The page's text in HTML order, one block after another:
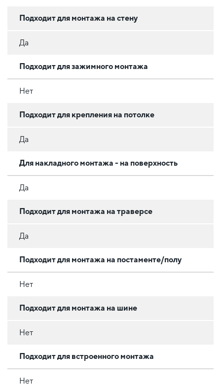
Подходит для монтажа на стену
Да
Подходит для зажимного монтажа
Нет
Подходит для крепления на потолке
Да
Для накладного монтажа - на поверхность
Да
Подходит для монтажа на траверсе
Да
Подходит для монтажа на постаменте/полу
Нет
Подходит для монтажа на шине
Нет
Подходит для встроенного монтажа
Нет